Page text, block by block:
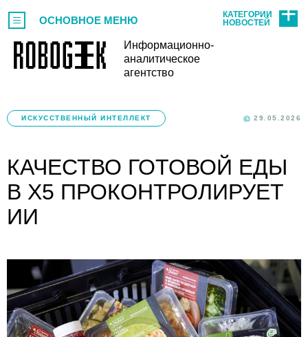
Информационно-
аналитическое
агентство
ОСНОВНОЕ МЕНЮ
КАТЕГОРИИ
НОВОСТЕЙ
ИСКУССТВЕННЫЙ ИНТЕЛЛЕКТ 29.05.2026
КАЧЕСТВО ГОТОВОЙ ЕДЫ
В X5 ПРОКОНТРОЛИРУЕТ
ИИ